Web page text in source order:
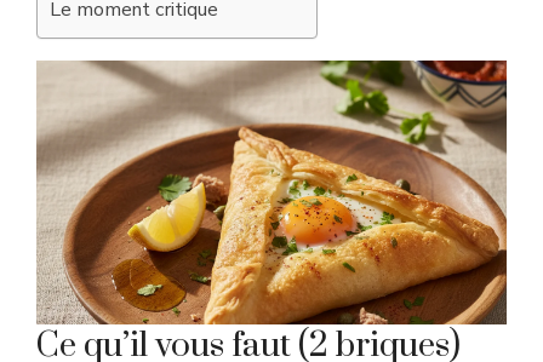
Le moment critique
Ce qu’il vous faut (2 briques)